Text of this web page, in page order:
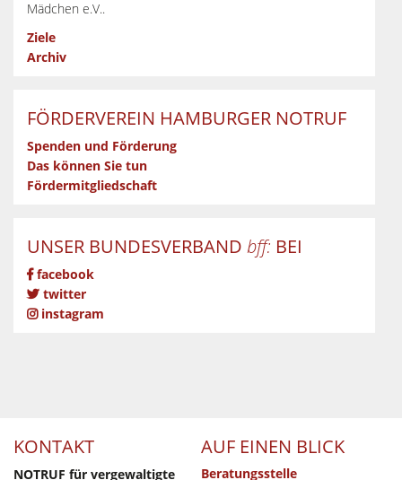
Mädchen e.V..
Ziele
Archiv
FÖRDERVEREIN HAMBURGER NOTRUF
Spenden und Förderung
Das können Sie tun
Fördermitgliedschaft
UNSER BUNDESVERBAND bff: BEI
facebook
twitter
instagram
KONTAKT
NOTRUF für vergewaltigte
AUF EINEN BLICK
Beratungsstelle